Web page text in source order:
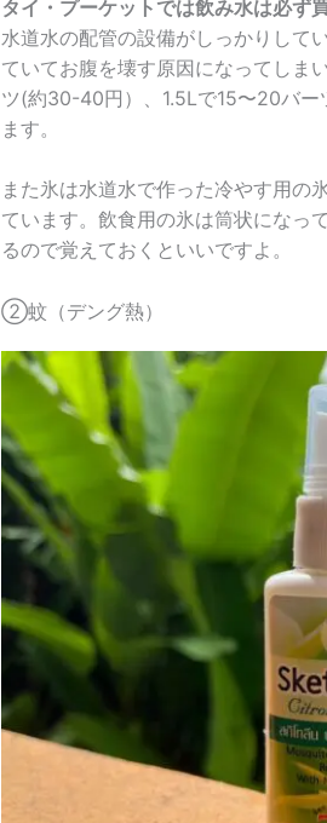
タイ・プーケットでは飲み水は必ず
水道水の配管の設備がしっかりして
ていてお腹を壊す原因になってしま
ツ(約30-40円）、1.5Lで15〜20バ
ます。
また氷は水道水で作った冷やす用の
ています。飲食用の氷は筒状になっ
るので覚えておくといいですよ。
②蚊（デング熱）